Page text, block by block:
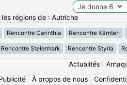
régions de : Autriche
Rencontre Carinthia Rencontre Kärnten
Rencontre Steiermark Rencontre Styria
Actualités|
| À propos de nous|